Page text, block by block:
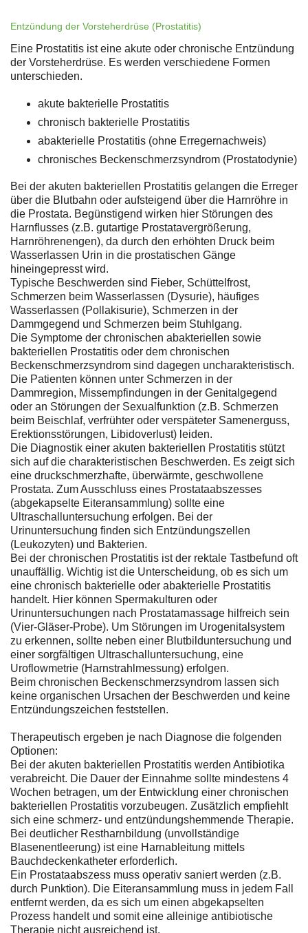
Entzündung der Vorsteherdrüse (Prostatitis)
Eine Prostatitis ist eine akute oder chronische Entzündung
der Vorsteherdrüse. Es werden verschiedene Formen
unterschieden.
akute bakterielle Prostatitis
chronisch bakterielle Prostatitis
abakterielle Prostatitis (ohne Erregernachweis)
chronisches Beckenschmerzsyndrom (Prostatodynie)
Bei der akuten bakteriellen Prostatitis gelangen die Erreger
über die Blutbahn oder aufsteigend über die Harnröhre in
die Prostata. Begünstigend wirken hier Störungen des
Harnflusses (z.B. gutartige Prostatavergrößerung,
Harnröhrenengen), da durch den erhöhten Druck beim
Wasserlassen Urin in die prostatischen Gänge
hineingepresst wird.
Typische Beschwerden sind Fieber, Schüttelfrost,
Schmerzen beim Wasserlassen (Dysurie), häufiges
Wasserlassen (Pollakisurie), Schmerzen in der
Dammgegend und Schmerzen beim Stuhlgang.
Die Symptome der chronischen abakteriellen sowie
bakteriellen Prostatitis oder dem chronischen
Beckenschmerzsyndrom sind dagegen uncharakteristisch.
Die Patienten können unter Schmerzen in der
Dammregion, Missempfindungen in der Genitalgegend
oder an Störungen der Sexualfunktion (z.B. Schmerzen
beim Beischlaf, verfrühter oder verspäteter Samenerguss,
Erektionsstörungen, Libidoverlust) leiden.
Die Diagnostik einer akuten bakteriellen Prostatitis stützt
sich auf die charakteristischen Beschwerden. Es zeigt sich
eine druckschmerzhafte, überwärmte, geschwollene
Prostata. Zum Ausschluss eines Prostataabszesses
(abgekapselte Eiteransammlung) sollte eine
Ultraschalluntersuchung erfolgen. Bei der
Urinuntersuchung finden sich Entzündungszellen
(Leukozyten) und Bakterien.
Bei der chronischen Prostatitis ist der rektale Tastbefund oft
unauffällig. Wichtig ist die Unterscheidung, ob es sich um
eine chronisch bakterielle oder abakterielle Prostatitis
handelt. Hier können Spermakulturen oder
Urinuntersuchungen nach Prostatamassage hilfreich sein
(Vier-Gläser-Probe). Um Störungen im Urogenitalsystem
zu erkennen, sollte neben einer Blutbilduntersuchung und
einer sorgfältigen Ultraschalluntersuchung, eine
Uroflowmetrie (Harnstrahlmessung) erfolgen.
Beim chronischen Beckenschmerzsyndrom lassen sich
keine organischen Ursachen der Beschwerden und keine
Entzündungszeichen feststellen.
Therapeutisch ergeben je nach Diagnose die folgenden
Optionen:
Bei der akuten bakteriellen Prostatitis werden Antibiotika
verabreicht. Die Dauer der Einnahme sollte mindestens 4
Wochen betragen, um der Entwicklung einer chronischen
bakteriellen Prostatitis vorzubeugen. Zusätzlich empfiehlt
sich eine schmerz- und entzündungshemmende Therapie.
Bei deutlicher Restharnbildung (unvollständige
Blasenentleerung) ist eine Harnableitung mittels
Bauchdeckenkatheter erforderlich.
Ein Prostataabszess muss operativ saniert werden (z.B.
durch Punktion). Die Eiteransammlung muss in jedem Fall
entfernt werden, da es sich um einen abgekapselten
Prozess handelt und somit eine alleinige antibiotische
Therapie nicht ausreichend ist.